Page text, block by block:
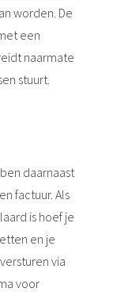
worden. De
een
naarmate
stuurt.
daarnaast
factuur. Als
is hoef je
en je
via
voor